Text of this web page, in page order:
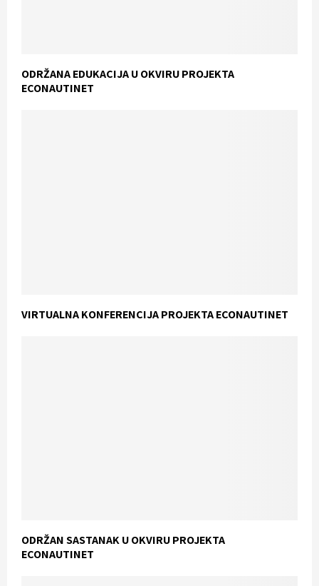
ODRŽANA EDUKACIJA U OKVIRU PROJEKTA
ECONAUTINET
VIRTUALNA KONFERENCIJA PROJEKTA ECONAUTINET
ODRŽAN SASTANAK U OKVIRU PROJEKTA
ECONAUTINET